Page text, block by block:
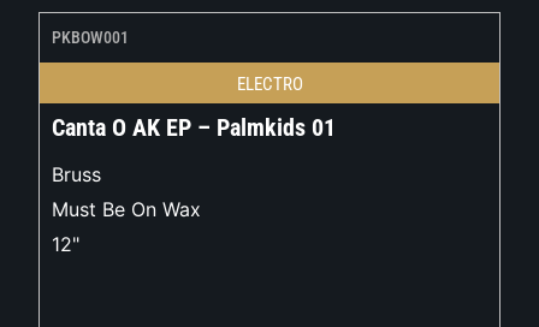
PKBOW001
ELECTRO
Canta O AK EP – Palmkids 01
Bruss
Must Be On Wax
12"